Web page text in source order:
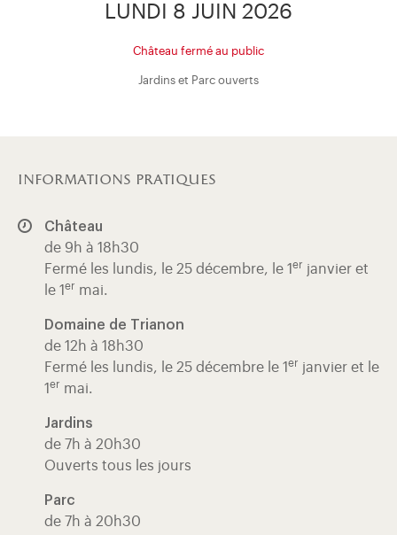
LUNDI 8 JUIN 2026
Château fermé au public
Jardins et Parc ouverts
informations pratiques
Château
de 9h à 18h30
Fermé les lundis, le 25 décembre, le 1 er janvier et
le 1 er mai.
Domaine de Trianon
de 12h à 18h30
Fermé les lundis, le 25 décembre le 1 er janvier et le
1 er mai.
Jardins
de 7h à 20h30
Ouverts tous les jours
Parc
de 7h à 20h30